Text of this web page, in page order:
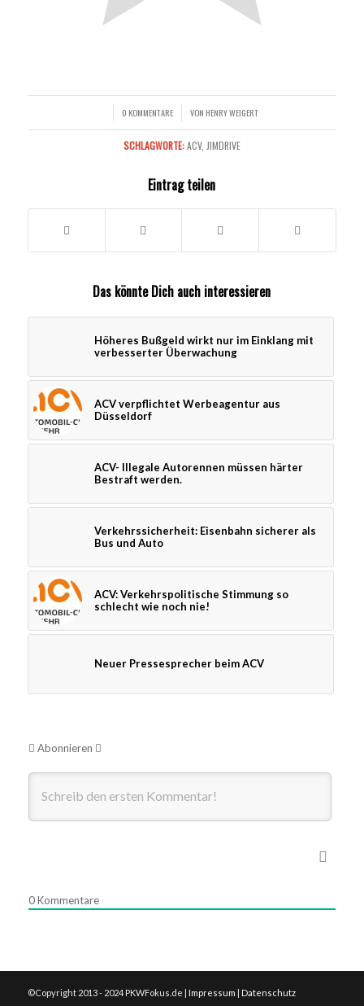
0 KOMMENTARE
/ VON HENRY WEIGERT
SCHLAGWORTE:ACV, JIMDRIVE
Eintrag teilen
Das könnte Dich auch interessieren
Höheres Bußgeld wirkt nur im Einklang mit
verbesserter Überwachung
ACV verpflichtet Werbeagentur aus
Düsseldorf
ACV- Illegale Autorennen müssen härter
Bestraft werden.
Verkehrssicherheit: Eisenbahn sicherer als
Bus und Auto
ACV: Verkehrspolitische Stimmung so
schlecht wie noch nie!
Neuer Pressesprecher beim ACV
Abonnieren
0Kommentare
©Copyright 2013 - 2024 PKWFokus.de | Impressum Datenschutz